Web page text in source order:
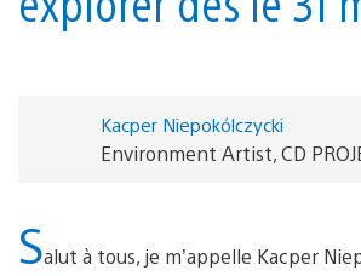
Kacper Niepokólczycki
Environment Artist, CD
Salut à tous, je m’appelle Kacper